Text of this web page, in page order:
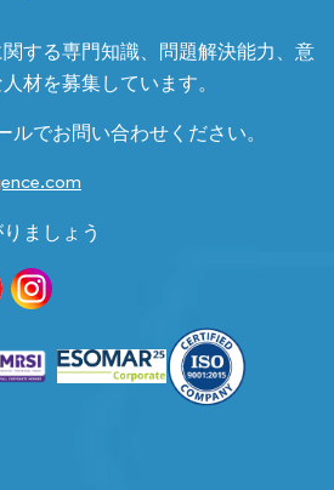
する専門知識、問題解決能力、意
材を募集しています。
ルでお問い合わせください。
ましょう